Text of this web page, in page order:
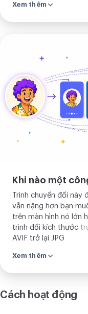
mạng để xem đường
Xem thêm
bạn
Khi nào một
Trình chuyển đổi này
vẫn nặng hơn bạn
trên màn hình nó lớn
trình đổi kích thước
AVIF trở lại JPG
Xem thêm
Cách hoạt động